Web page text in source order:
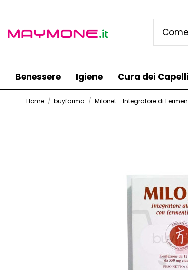
Benessere Igiene Cura dei Capelli
Home buyfarma Milonet - Integratore di